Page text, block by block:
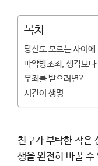
목차
당신도 모르는 사이
마약방조죄, 생각보
무죄를 받으려면?
시간이 생명
친구가 부탁한 작은
생을 완전히 바꿀